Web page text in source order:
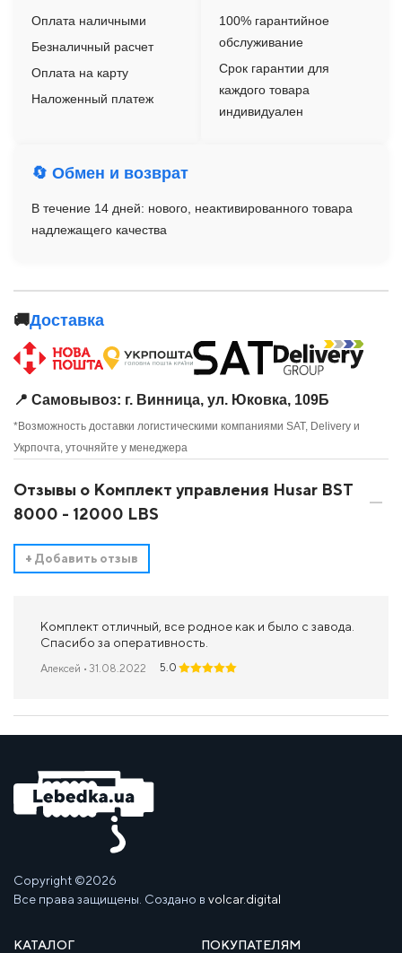
Оплата наличными
Безналичный расчет
Оплата на карту
Наложенный платеж
100% гарантийное
обслуживание
Срок гарантии для
каждого товара
индивидуален
🔄 Обмен и возврат
В течение 14 дней: нового, неактивированного товара
надлежащего качества
🚚Доставка
📍 Самовывоз: г. Винница, ул. Юковка, 109Б
*Возможность доставки логистическими компаниями SAT, Delivery и
Укрпочта, уточняйте у менеджера
Отзывы о Комплект управления Husar BST
8000 - 12000 LBS
+ Добавить отзыв
Комплект отличный, все родное как и было с завода.
Спасибо за оперативность.
Алексей • 31.08.2022 5.0
Copyright ©2026
Все права защищены. Создано в volcar.digital
КАТАЛОГ ПОКУПАТЕЛЯМ